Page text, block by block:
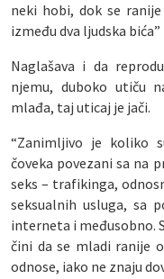
neki hobi, dok se
između dva ljudska
Naglašava i da
njemu, duboko utiču
mlađa, taj uticaj je jači.
“Zanimljivo je koliko
čoveka povezani sa na
seks – trafikinga,
seksualnih usluga, sa
interneta i međusobno.
čini da se mladi ranije
odnose, iako ne znaju